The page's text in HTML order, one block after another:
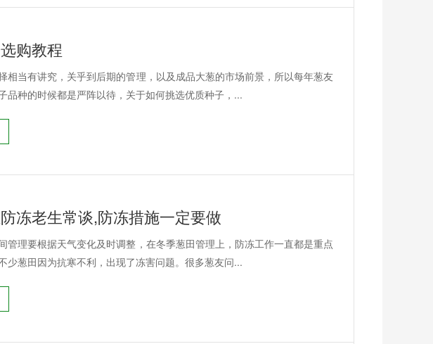
购教程
相当有讲究，关乎到后期的管理，以及成品大葱的市场前景，所以每年葱友
品种的时候都是严阵以待，关于如何挑选优质种子，...
冻老生常谈,防冻措施一定要做
管理要根据天气变化及时调整，在冬季葱田管理上，防冻工作一直都是重点
少葱田因为抗寒不利，出现了冻害问题。很多葱友问...